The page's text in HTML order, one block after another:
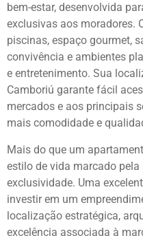
bem-estar, desenvolvida
exclusivas aos moradores.
piscinas, espaço gourmet,
convivência e ambientes
e entretenimento. Sua
Camboriú garante fácil
mercados e aos principais
mais comodidade e
Mais do que um
estilo de vida marcado
exclusividade. Uma
investir em um
localização estratégica,
excelência associada à